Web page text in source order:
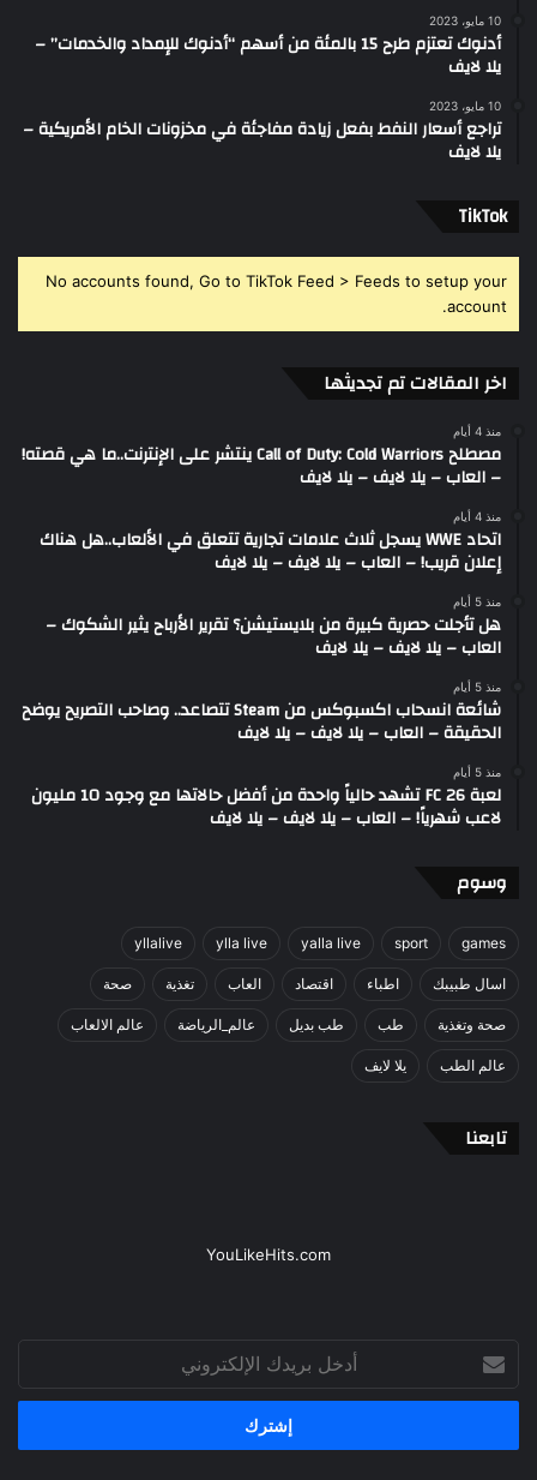
10 مايو، 2023
أدنوك تعتزم طرح 15 بالمئة من أسهم “أدنوك للإمداد والخدمات” –
يلا لايف
10 مايو، 2023
تراجع أسعار النفط بفعل زيادة مفاجئة في مخزونات الخام الأمريكية –
يلا لايف
‫TikTok
No accounts found, Go to TikTok Feed > Feeds to setup your
account.
اخر المقالات تم تجديثها
منذ 4 أيام
مصطلح Call of Duty: Cold Warriors ينتشر على الإنترنت..ما هي قصته!
– العاب – يلا لايف – يلا لايف
منذ 4 أيام
اتحاد WWE يسجل ثلاث علامات تجارية تتعلق في الألعاب..هل هناك
إعلان قريب! – العاب – يلا لايف – يلا لايف
منذ 5 أيام
هل تأجلت حصرية كبيرة من بلايستيشن؟ تقرير الأرباح يثير الشكوك –
العاب – يلا لايف – يلا لايف
منذ 5 أيام
شائعة انسحاب اكسبوكس من Steam تتصاعد.. وصاحب التصريح يوضح
الحقيقة – العاب – يلا لايف – يلا لايف
منذ 5 أيام
لعبة FC 26 تشهد حالياً واحدة من أفضل حالاتها مع وجود 10 مليون
لاعب شهرياً! – العاب – يلا لايف – يلا لايف
وسوم
games
sport
yalla live
ylla live
yllalive
اسال طبيبك اطباء اقتصاد العاب تغذية صحة
صحة وتغذية طب طب بديل عالم_الرياضة عالم الالعاب
عالم الطب يلا لايف
تابعنا
YouLikeHits.com
بريدك
الإلكتروني